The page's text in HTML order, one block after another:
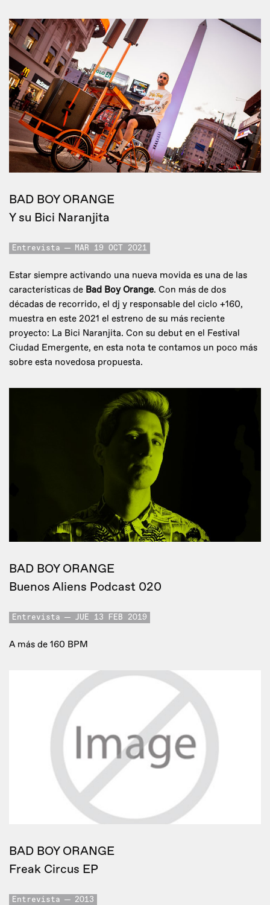
BAD BOY ORANGE
Y su Bici Naranjita
Entrevista MAR 19 OCT 2021
Estar siempre activando una nueva movida es una de las
características de Bad Boy Orange. Con más de dos
décadas de recorrido, el dj y responsable del ciclo +160,
muestra en este 2021 el estreno de su más reciente
proyecto: La Bici Naranjita. Con su debut en el Festival
Ciudad Emergente, en esta nota te contamos un poco más
sobre esta novedosa propuesta.
BAD BOY ORANGE
Buenos Aliens Podcast 020
Entrevista JUE 13 FEB 2019
A más de 160 BPM
BAD BOY ORANGE
Freak Circus EP
Entrevista 2013